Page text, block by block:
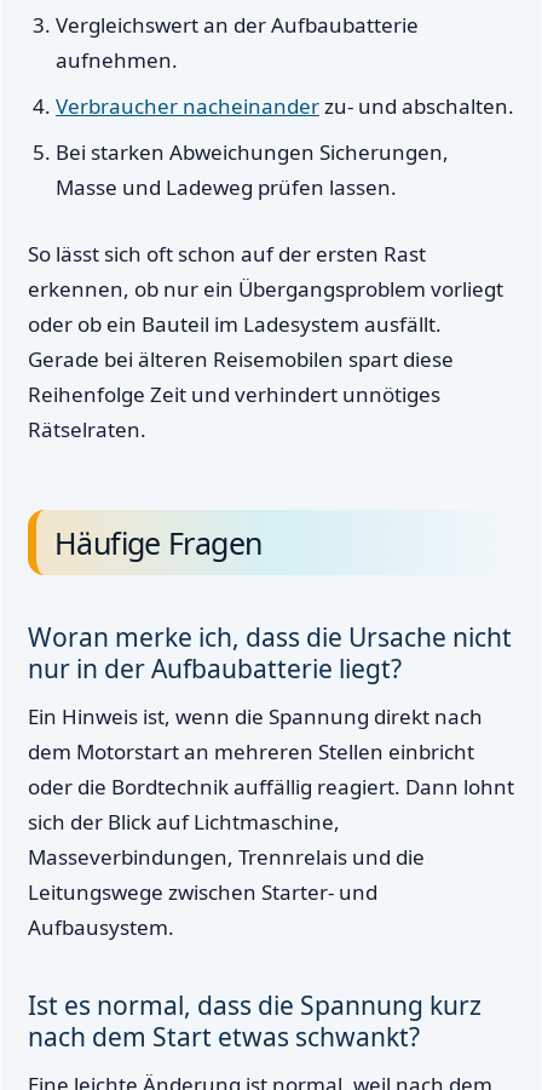
Vergleichswert an der Aufbaubatterie
aufnehmen.
Verbraucher nacheinanderzu- und abschalten.
Bei starken Abweichungen Sicherungen,
Masse und Ladeweg prüfen lassen.
So lässt sich oft schon auf der ersten Rast
erkennen, ob nur ein Übergangsproblem vorliegt
oder ob ein Bauteil im Ladesystem ausfällt.
Gerade bei älteren Reisemobilen spart diese
Reihenfolge Zeit und verhindert unnötiges
Rätselraten.
Häufige Fragen
Woran merke ich, dass die Ursache nicht
nur in der Aufbaubatterie liegt?
Ein Hinweis ist, wenn die Spannung direkt nach
dem Motorstart an mehreren Stellen einbricht
oder die Bordtechnik auffällig reagiert. Dann lohnt
sich der Blick auf Lichtmaschine,
Masseverbindungen, Trennrelais und die
Leitungswege zwischen Starter- und
Aufbausystem.
Ist es normal, dass die Spannung kurz
nach dem Start etwas schwankt?